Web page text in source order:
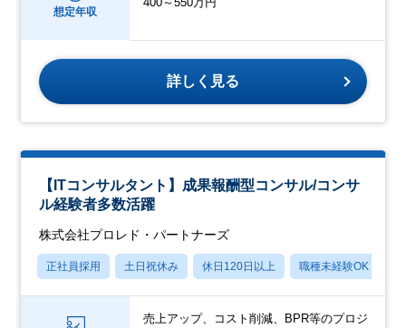
想定年収
詳しく見る
【ITコンサルタント】成果報酬型コンサル/コンサ
ル経験者多数活躍
株式会社プロレド・パートナーズ
正社員採用 土日祝休み 休日120日以上 職種未経験OK
売上アップ、コスト削減、BPR等のプロジ